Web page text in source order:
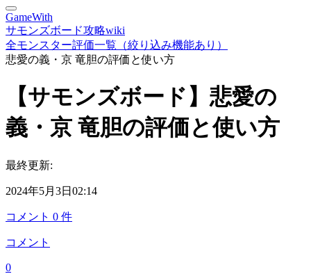
GameWith
サモンズボード攻略wiki
全モンスター評価一覧（絞り込み機能あり）
悲愛の義・京 竜胆の評価と使い方
【サモンズボード】悲愛の
義・京 竜胆の評価と使い方
最終更新:
2024年5月3日02:14
コメント 0 件
コメント
0